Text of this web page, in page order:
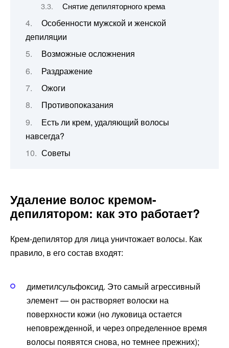
Снятие депиляторного крема
Особенности мужской и женской
депиляции
Возможные осложнения
Раздражение
Ожоги
Противопоказания
Есть ли крем, удаляющий волосы
навсегда?
Советы
Удаление волос кремом-
депилятором: как это работает?
Крем-депилятор для лица уничтожает волосы. Как
правило, в его состав входят:
диметилсульфоксид. Это самый агрессивный
элемент — он растворяет волоски на
поверхности кожи (но луковица остается
неповрежденной, и через определенное время
волосы появятся снова, но темнее прежних);